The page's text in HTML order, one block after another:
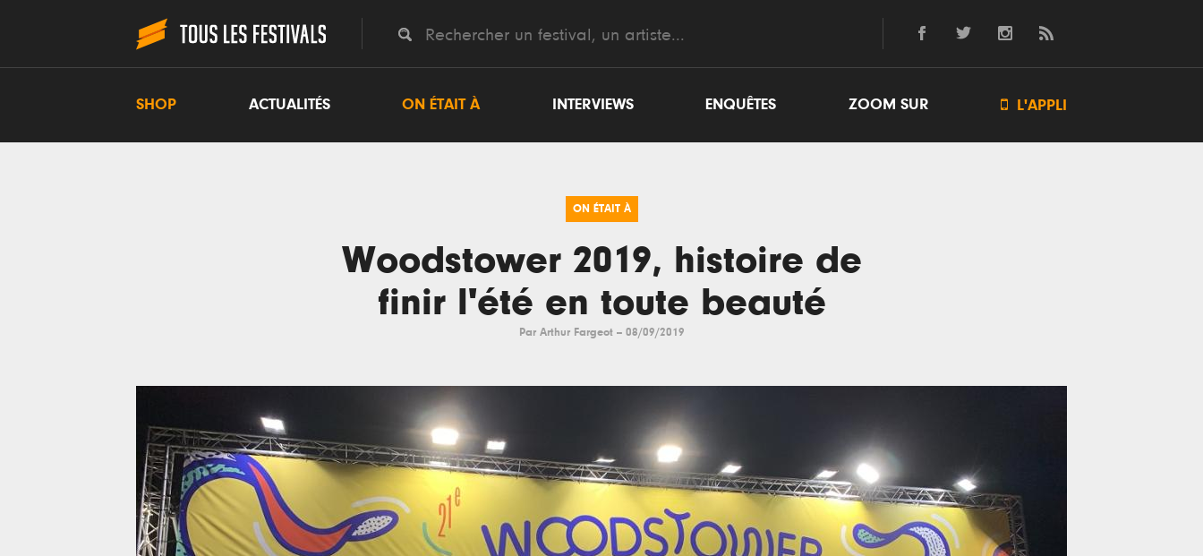
SHOP ACTUALITÉS ON ÉTAIT À INTERVIEWS ENQUÊTES ZOOM SUR  L'APPLI
ON ÉTAIT À
Woodstower 2019, histoire de
finir l'été en toute beauté
Par Arthur Fargeot -- 08/09/2019